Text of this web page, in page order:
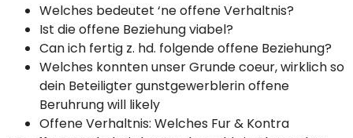
Welches bedeutet ‘ne offene Verhaltnis?
Ist die offene Beziehung viabel?
Can ich fertig z. hd. folgende offene Beziehung?
Welches konnten unser Grunde coeur, wirklich so
dein Beteiligter gunstgewerblerin offene
Beruhrung will likely
Offene Verhaltnis: Welches Fur & Kontra